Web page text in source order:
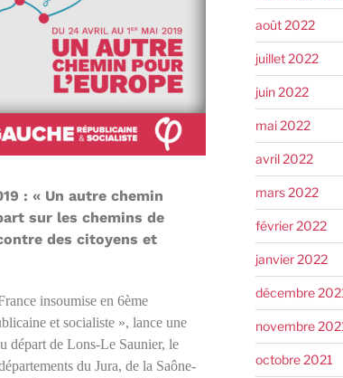
: « Un autre chemin
sur les chemins de
des citoyens et
insoumise en 6ème
et socialiste », lance une
départ de Lons-Le Saunier, le
du Jura, de la Saône-
août 2022
juillet 2022
juin 2022
mai 2022
avril 2022
mars 2022
février 2022
janvier 2022
décembre
novembre
octobre 2021